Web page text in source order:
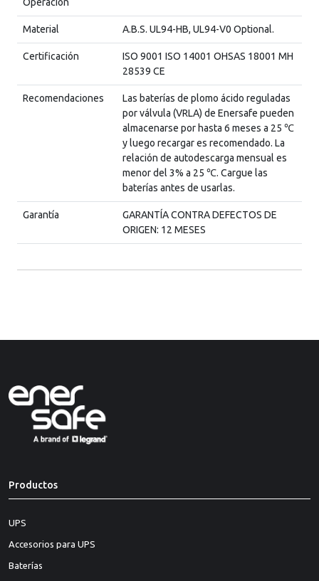
Material A.B.S. UL94-HB, UL94-V0 Optional.
Certificación
ISO 9001 ISO 14001 OHSAS 18001 MH
28539 CE
Recomendaciones
Las baterías de plomo ácido reguladas
por válvula (VRLA) de Enersafe pueden
almacenarse por hasta 6 meses a 25 ℃
y luego recargar es recomendado. La
relación de autodescarga mensual es
menor del 3% a 25 ℃. Cargue las
baterías antes de usarlas.
Garantía
GARANTÍA CONTRA DEFECTOS DE
ORIGEN: 12 MESES
Productos
UPS
Accesorios para UPS
Baterías